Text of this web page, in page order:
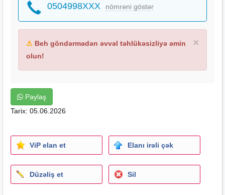
0504998XXX nömrəni göstər
×
⚠ Beh göndərmədən əvvəl təhlükəsizliyə əmin
olun!
Paylaş
Tarix: 05.06.2026
ViP elan et Elanı irəli çək
Düzəliş et Sil